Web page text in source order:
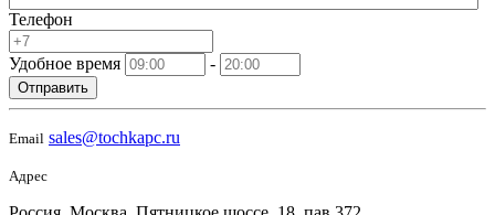
Телефон
Удобное время -
Отправить
Email sales@tochkapc.ru
Адрес